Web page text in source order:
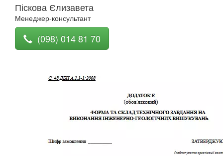
Піскова Єлизавета
Менеджер-консультант
(098) 014 81 70